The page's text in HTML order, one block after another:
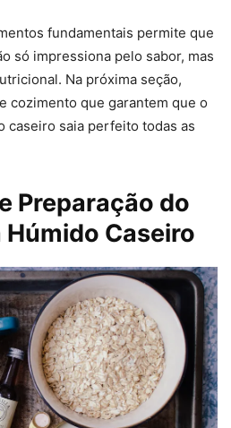
fundamentais permite que
só impressiona pelo sabor, mas
Na próxima seção,
cozimento que garantem que o
caseiro saia perfeito todas as
Preparação do
Húmido Caseiro